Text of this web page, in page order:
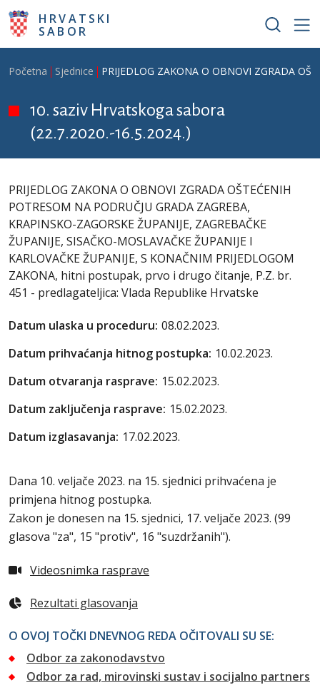
Skoči na glavni sadržaj
HRVATSKI
SABOR
Breadcrumb
Početna Sjednice PRIJEDLOG ZAKONA O OBNOVI ZGRADA
10. saziv Hrvatskoga sabora
(22.7.2020.-16.5.2024.)
PRIJEDLOG ZAKONA O OBNOVI ZGRADA OŠTEĆENIH
POTRESOM NA PODRUČJU GRADA ZAGREBA,
KRAPINSKO-ZAGORSKE ŽUPANIJE, ZAGREBAČKE
ŽUPANIJE, SISAČKO-MOSLAVAČKE ŽUPANIJE I
KARLOVAČKE ŽUPANIJE, S KONAČNIM PRIJEDLOGOM
ZAKONA, hitni postupak, prvo i drugo čitanje, P.Z. br.
451 - predlagateljica: Vlada Republike Hrvatske
Datum ulaska u proceduru: 08.02.2023.
Datum prihvaćanja hitnog postupka: 10.02.2023.
Datum otvaranja rasprave: 15.02.2023.
Datum zaključenja rasprave: 15.02.2023.
Datum izglasavanja: 17.02.2023.
Dana 10. veljače 2023. na 15. sjednici prihvaćena je
primjena hitnog postupka.
Zakon je donesen na 15. sjednici, 17. veljače 2023. (99
glasova "za", 15 "protiv", 16 "suzdržanih").
Videosnimka rasprave
Rezultati glasovanja
O OVOJ TOČKI DNEVNOG REDA OČITOVALI SU SE:
Odbor za zakonodavstvo
Odbor za rad, mirovinski sustav i socijalno partners